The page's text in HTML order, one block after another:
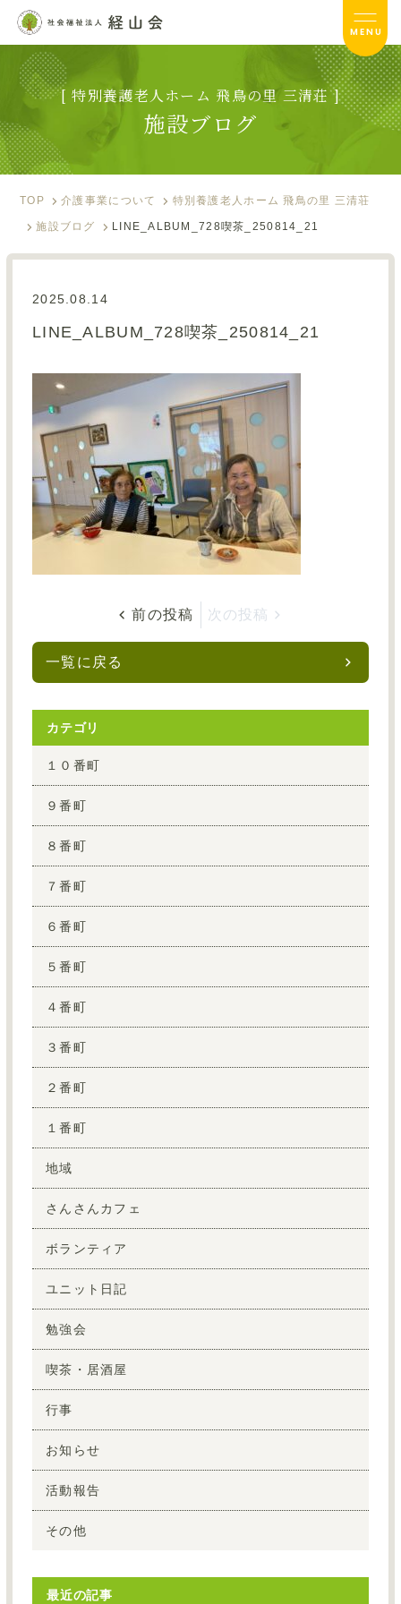
飛鳥の里 三清荘TOP
サービス内容
入居のご案内
施設ブログ
お問い合わせ
サイトマップ
採用情報TOP
介護事業TOP
グループサイトTOP
MENU
[ 特別養護老人ホーム 飛鳥の里 三清荘 ]
施設ブログ
TOP 介護事業について 特別養護老人ホーム 飛鳥の里 三清荘
施設ブログ LINE_ALBUM_728喫茶_250814_21
2025.08.14
LINE_ALBUM_728喫茶_250814_21
前の投稿 次の投稿
一覧に戻る
カテゴリ
１０番町
９番町
８番町
７番町
６番町
５番町
４番町
３番町
２番町
１番町
地域
さんさんカフェ
ボランティア
ユニット日記
勉強会
喫茶・居酒屋
行事
お知らせ
活動報告
その他
最近の記事